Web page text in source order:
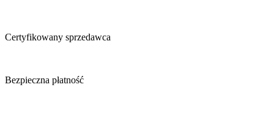
Certyfikowany sprzedawca
Bezpieczna płatność